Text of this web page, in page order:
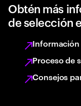
Obtén más
de selección
Proceso de
Consejos